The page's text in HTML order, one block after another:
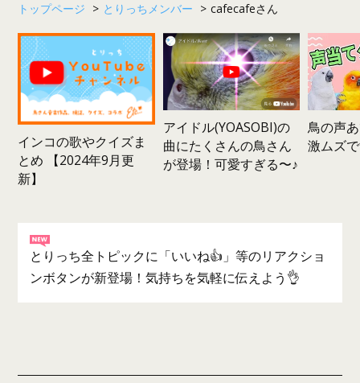
トップページ > とりっちメンバー > cafecafeさん
インコの歌やクイズま
とめ 【2024年9月更
新】
アイドル(YOASOBI)の
曲にたくさんの鳥さん
が登場！可愛すぎる〜♪
鳥の声
激ムズ
とりっち全トピックに「いいね👍」等のリアクショ
ンボタンが新登場！気持ちを気軽に伝えよう👌